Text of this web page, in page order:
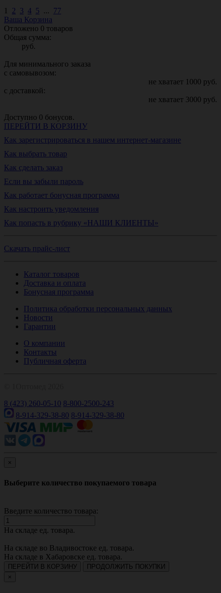
1 2 3 4 5 ... 77
Ваша Корзина
Отложено 0 товаров
Общая сумма:
руб.
Для минимального заказа
с самовывозом:
не хватает 1000 руб.
с доставкой:
не хватает 3000 руб.
Доступно 0 бонусов.
ПЕРЕЙТИ В КОРЗИНУ
Как зарегистрироваться в нашем интернет-магазине
Как выбрать товар
Как сделать заказ
Если вы забыли пароль
Как работает бонусная программа
Как настроить уведомления
Как попасть в рубрику «НАШИ КЛИЕНТЫ»
Скачать прайс-лист
Каталог товаров
Доставка и оплата
Бонусная программа
Политика обработки персональных данных
Новости
Гарантии
О компании
Контакты
Публичная оферта
8 (423) 260-05-10 8-800-2500-243
8-914-329-38-80 8-914-329-38-80
×
Выберите количество покупаемого товара
Введите количество товара:
На складе ед. товара.
На складе во Владивостоке ед. товара.
На складе в Хабаровске ед. товара.
ПЕРЕЙТИ В КОРЗИНУ
ПРОДОЛЖИТЬ ПОКУПКИ
×